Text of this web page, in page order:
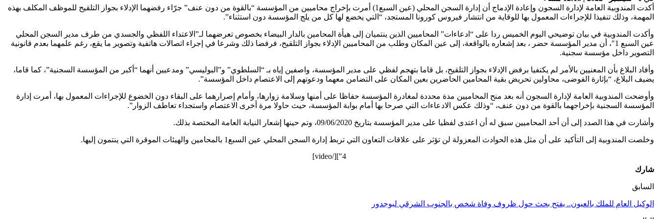
أكدت المندوبية العامة لإدارة السجون وإعادة الإدماج أن إدارة السجن المحلي (عين السبع1) أمرت بإخراج محاميين من المؤسسة “بالقوة من دون عنف” جرّاء رفضهما الإدلاء بجواز التلقيح للموظف المكلف بهذه
المهمة، وذلك تنفيذا للإجراءات المعمول بها للوقاية من انتشار فيروس كورونا المستجد، “التي يخضع لها كل من يلج المؤسسة دون استثناء”.
وأكدت المندوبية في بيان توضيحي اليوم الخميس ردا على “ادعاءات” المحاميين الذين ينتميان إلى هيأة المحامين بالدار البيضاء بخصوص تعرضهما لـ”الاعتداء اللفظي والجسدي من طرف مدير السجن المحلي
عين السبع 1″، أن مدير المؤسسة حضر ، بعد إشعاره بالواقعة، إلى عين المكان وطلب من المحاميين الإدلاء بجواز التلقيح، فرفضا ذلك وشرعا في إجراء اتصالات هاتفية وتصوير ما يقع، رغم علمهما بعدم قانونية
التصوير داخل مؤسسة سجنية.
وأفاد البلاغ بأن المعنيين بالأمر لم يكتفيا برفض الإدلاء بجواز التلقيح، بل قاما بتهجم لفظي على مدير المؤسسة، واصفين إياه بـ “السلطوي” و”البوليسي” ومدعيين أنهما “أكبر من المؤسسة السجنية”، كما قاما،
يضيف البلاغ، “بإثارة الفوضى، محاولين تحريض بقية المحامين الحاضرين بعين المكان على التضامن معهما ودعوتهم إلى الاعتصام داخل المؤسسة”.
وأوضحت المندوبية العامة لإدارة السجون أنه بعد منح المحاميين مدة محددة لمغادرة المؤسسة حفاظا على أمنها وسلامة زوارها، وأمام إصرارهما على البقاء دون الخضوع للإجراءات المعمول بها، أمرت إدارة
المؤسسة السجنية بإخراجهما بالقوة من دون عنف، “وذلك عكس الادعاءات التي صرحا بها أمام بوابة المؤسسة، حيث حاولا مرة أخرى الاعتصام واستجداء تعاطف الزوار”.
وأشارت في هذا الصدد إلى أن أحد المحاميين سبق له أن اعتدى لفظيا على مدير المؤسسة بتاريخ 09/06/2020، وتم حينها إشعار النيابة العامة المختصة بذلك.
وخلصت المندوبية إلى التأكيد على أن مثل هذه الحوادث المعزولة لن تؤثر على علاقات التعاون التي تربط إدارة السجن المحلي عين السبع1 بالمحامين والهيئات الموقرة التي ينتمون إليها.
4"][/video]
شارك
السابق
الوكيل العام للملك بالعيون.. يفتح بحث حول ظروف وفاة شخص بالجنوب الشرقي لبوجدور